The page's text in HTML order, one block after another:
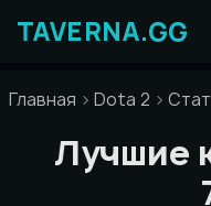
содержимому
Главная Dota 2
Лучшие